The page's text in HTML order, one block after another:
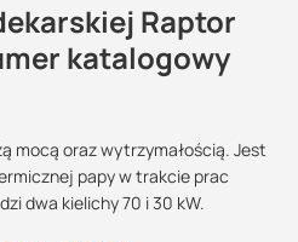
Raptor
katalogowy
mocą oraz wytrzymałością. Jest
papy w trakcie prac
dwa kielichy 70 i 30 kW.